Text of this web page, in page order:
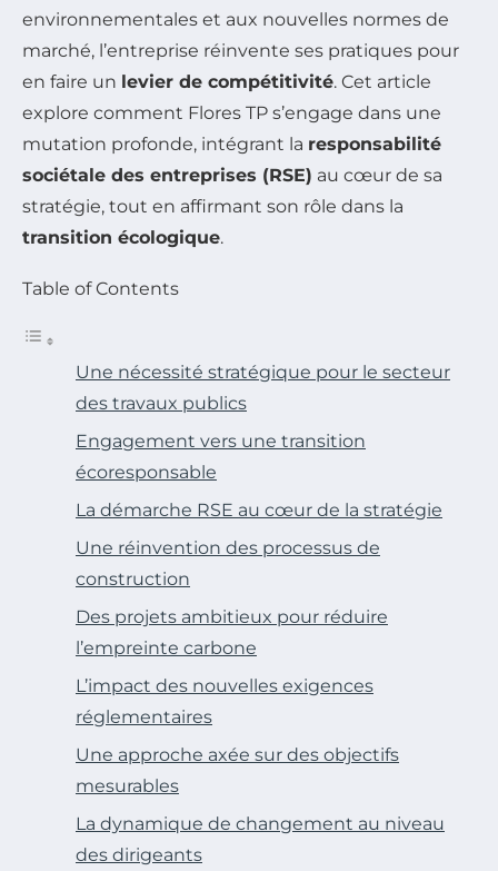
environnementales et aux nouvelles normes de
marché, l’entreprise réinvente ses pratiques pour
en faire un levier de compétitivité. Cet article
explore comment Flores TP s’engage dans une
mutation profonde, intégrant la responsabilité
sociétale des entreprises (RSE) au cœur de sa
stratégie, tout en affirmant son rôle dans la
transition écologique.
Table of Contents
Une nécessité stratégique pour le secteur
des travaux publics
Engagement vers une transition
écoresponsable
La démarche RSE au cœur de la stratégie
Une réinvention des processus de
construction
Des projets ambitieux pour réduire
l’empreinte carbone
L’impact des nouvelles exigences
réglementaires
Une approche axée sur des objectifs
mesurables
La dynamique de changement au niveau
des dirigeants